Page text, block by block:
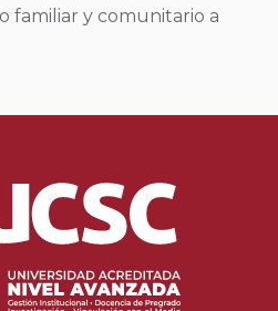
familiar y comunitario a